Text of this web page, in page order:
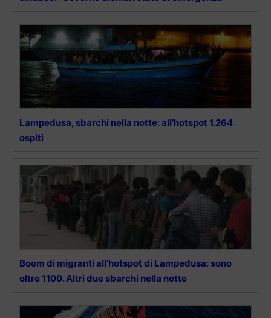
Lampedusa, sbarchi nella notte: all’hotspot 1.264
ospiti
Boom di migranti all’hotspot di Lampedusa: sono
oltre 1100. Altri due sbarchi nella notte